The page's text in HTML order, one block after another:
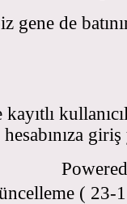
gene de
kayıtlı
( 23-